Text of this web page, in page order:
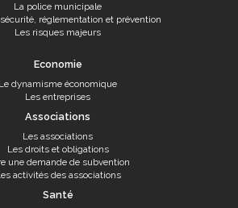
La police municipale
réglementation et prévention
Les risques majeurs
Economie
Le dynamisme économique
Les entreprises
Associations
Les associations
Les droits et obligations
une demande de subvention
activités des associations
Santé